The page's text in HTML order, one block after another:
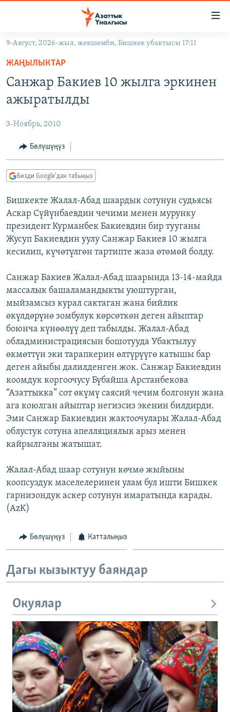
Навигацияга
өтүңүз
Издөөгө
салыңызКЫРГЫЗСТАН
ЭКОНОМИКА
МАДАНИЯТ
БОРБОР АЗИЯ
УКРАИНА
АТАЙЫН ИЛИКТӨӨ
ТВ ПРОГРАММАЛАР
ЭКСПЕРТТЕР ТАЛДАЙТ
БИЗ ЖАНА ДҮЙНӨ
ДАНИСТЕ
ЭЖЕ-СИҢДИЛЕР
АЗАТТЫК+
ЫҢГАЙСЫЗ СУРООЛОР
ӨЗГӨЧӨ ПИКИР
Русский
ОНЛАЙН ШЕРИНЕ
ЭЕ/АРнун бардык сайттары
9-Август, 2026-жыл, жекшемби, Бишкек убактысы 17:11
ЖАҢЫЛЫКТАР
Санжар Бакиев 10 жылга эркинен
ажыратылды
3-Ноябрь, 2010
Бөлүшүңүз
Бизди Google'дан табыңыз
Бишкекте Жалал-Абад шаардык сотунун судьясы
Аскар Сүйүнбаевдин чечими менен мурунку
президент Курманбек Бакиевдин бир тууганы
Жусуп Бакиевдин уулу Санжар Бакиев 10 жылга
кесилип, күчөтүлгөн тартипте жаза өтөмөй болду.
Санжар Бакиев Жалал-Абад шаарында 13-14-майда
массалык башаламандыкты уюштурган,
мыйзамсыз курал сактаган жана бийлик
өкүлдөрүнө зомбулук көрсөткөн деген айыптар
боюнча күнөөлүү деп табылды. Жалал-Абад
обладминистрациясын бошотууда Убактылуу
өкмөттүн эки тарапкерин өлтүрүүгө катышы бар
деген айыбы далилденген жок. Санжар Бакиевдин
коомдук коргоочусу Бүбайша Арстанбекова
“Азаттыкка” сот өкүмү саясий чечим болгонун жана
ага коюлган айыптар негизсиз экенин билдирди.
Эми Санжар Бакиевдин жактоочулары Жалал-Абад
облустук сотуна апелляциялык арыз менен
кайрылганы жатышат.
Жалал-Абад шаар сотунун көчмө жыйыны
коопсуздук маселелеринен улам бул ишти Бишкек
гарнизондук аскер сотунун имаратында карады.
(AzK)
Бөлүшүңүз Катталыңыз
Дагы кызыктуу баяндар
Окуялар